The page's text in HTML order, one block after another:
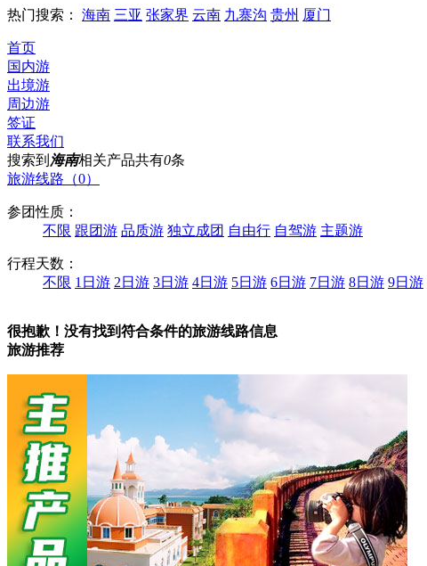
热门搜索： 海南 三亚 张家界 云南 九寨沟 贵州 厦门
首页
国内游
出境游
周边游
签证
联系我们
搜索到 海南相关产品共有0条
旅游线路（0）
参团性质：
不限 跟团游 品质游 独立成团 自由行 自驾游 主题游
行程天数：
不限 1日游 2日游 3日游 4日游 5日游 6日游 7日游 8日游 9日游
很抱歉！没有找到符合条件的旅游线路信息
旅游推荐